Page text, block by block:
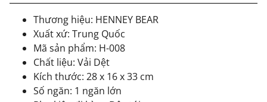
Thương hiệu: HENNEY BEAR
Xuất xứ: Trung Quốc
Mã sản phẩm: H-008
Chất liệu: Vải Dệt
Kích thước: 28 x 16 x 33 cm
Số ngăn: 1 ngăn lớn